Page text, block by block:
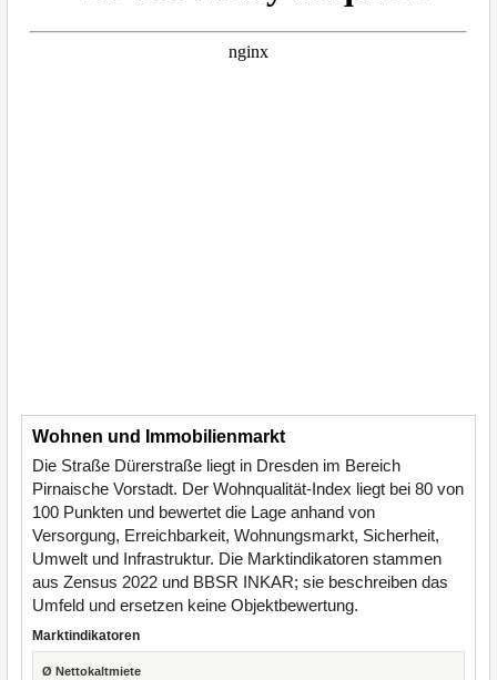
Wohnen und Immobilienmarkt
Die Straße Dürerstraße liegt in Dresden im Bereich
Pirnaische Vorstadt. Der Wohnqualität-Index liegt bei 80 von
100 Punkten und bewertet die Lage anhand von
Versorgung, Erreichbarkeit, Wohnungsmarkt, Sicherheit,
Umwelt und Infrastruktur. Die Marktindikatoren stammen
aus Zensus 2022 und BBSR INKAR; sie beschreiben das
Umfeld und ersetzen keine Objektbewertung.
Marktindikatoren
Ø Nettokaltmiete